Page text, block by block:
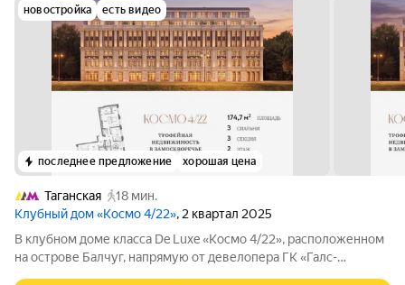
новостройка есть видео
последнее предложение хорошая цена
Таганская
18 мин.
Клубный дом «Космо 4/22», 2 квартал 2025
В клубном доме класса De Luxe «Космо 4/22», расположенном
на острове Балчуг, напрямую от девелопера ГК «Галс-